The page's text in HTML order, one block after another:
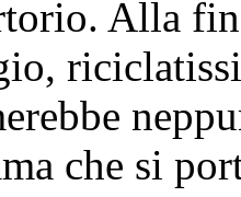
Alla
che si